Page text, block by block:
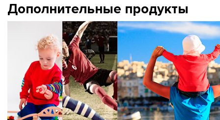
Дополнительные продукты